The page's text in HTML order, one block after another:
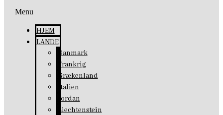
Menu
HJEM
LANDE
Danmark
Frankrig
Grækenland
Italien
Jordan
Liechtenstein